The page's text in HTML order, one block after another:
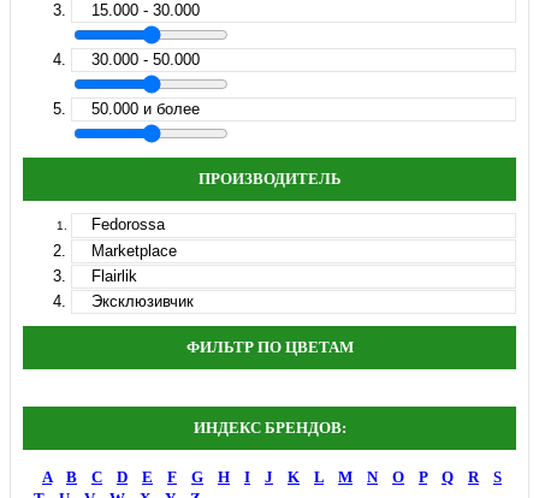
15.000 - 30.000
30.000 - 50.000
50.000 и более
ПРОИЗВОДИТЕЛЬ
Fedorossa
Marketplace
Flairlik
Эксклюзивчик
ФИЛЬТР ПО ЦВЕТАМ
ИНДЕКС БРЕНДОВ:
A B C D E F G H I J K L M N O P Q R
S